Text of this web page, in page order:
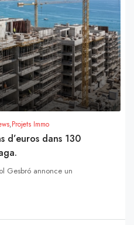
,Projets Immo
d’euros dans 130
Gesbró annonce un